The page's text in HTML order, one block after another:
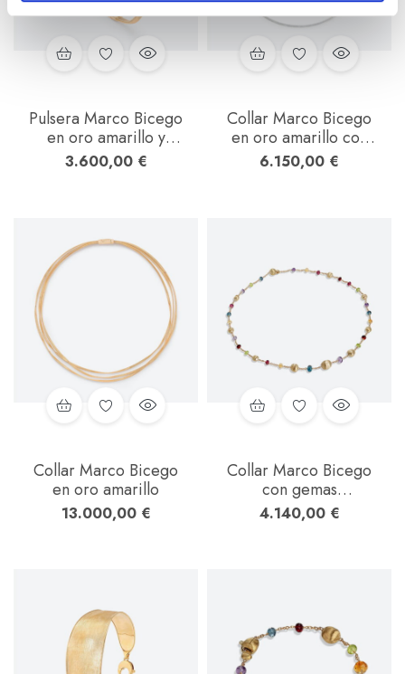
Pulsera Marco Bicego
en oro amarillo y
blanco con diamantes
3.600,00 €
Collar Marco Bicego
en oro amarillo con
brillantes
6.150,00 €
Collar Marco Bicego
en oro amarillo
13.000,00 €
Collar Marco Bicego
con gemas
multicolores en oro
amarillo
4.140,00 €